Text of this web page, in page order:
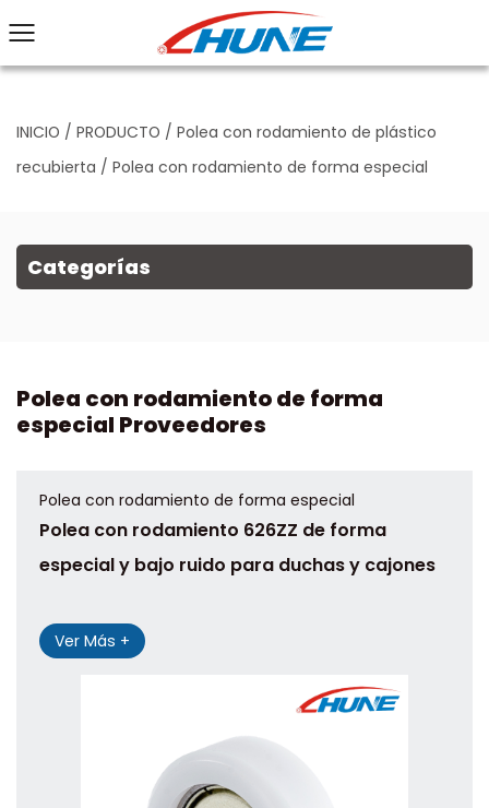
INICIO / PRODUCTO / Polea con rodamiento de plástico
recubierta / Polea con rodamiento de forma especial
Categorías
Polea con rodamiento de forma
especial Proveedores
Polea con rodamiento de forma especial
Polea con rodamiento 626ZZ de forma
especial y bajo ruido para duchas y cajones
Ver Más +